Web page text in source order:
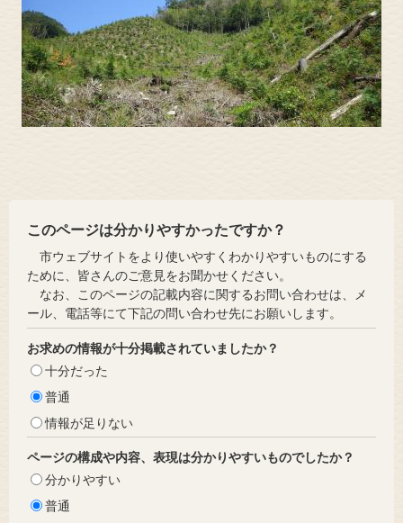
このページは分かりやすかったですか？
市ウェブサイトをより使いやすくわかりやすいものにする
ために、皆さんのご意見をお聞かせください。
なお、このページの記載内容に関するお問い合わせは、メ
ール、電話等にて下記の問い合わせ先にお願いします。
お求めの情報が十分掲載されていましたか？
十分だった
普通
情報が足りない
ページの構成や内容、表現は分かりやすいものでしたか？
分かりやすい
普通